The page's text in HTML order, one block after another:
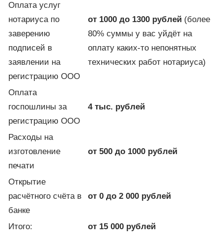
Оплата услуг
нотариуса по
заверению
подписей в
заявлении на
регистрацию ООО
от 1000 до 1300 рублей(более
80% суммы у вас уйдёт на
оплату каких-то непонятных
технических работ нотариуса)
Оплата
госпошлины за
регистрацию ООО
4 тыс. рублей
Расходы на
изготовление
печати
от 500 до 1000 рублей
Открытие
расчётного счёта в
банке
от 0 до 2 000 рублей
Итого: от 15 000 рублей